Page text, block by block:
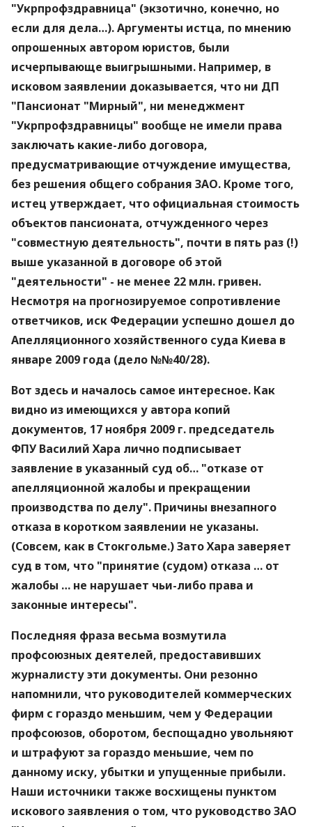
"Укрпрофздравница" (экзотично, конечно, но
если для дела…). Аргументы истца, по мнению
опрошенных автором юристов, были
исчерпывающе выигрышными. Например, в
исковом заявлении доказывается, что ни ДП
"Пансионат "Мирный", ни менеджмент
"Укрпрофздравницы" вообще не имели права
заключать какие-либо договора,
предусматривающие отчуждение имущества,
без решения общего собрания ЗАО. Кроме того,
истец утверждает, что официальная стоимость
объектов пансионата, отчужденного через
"совместную деятельность", почти в пять раз (!)
выше указанной в договоре об этой
"деятельности" - не менее 22 млн. гривен.
Несмотря на прогнозируемое сопротивление
ответчиков, иск Федерации успешно дошел до
Апелляционного хозяйственного суда Киева в
январе 2009 года (дело №№40/28).
Вот здесь и началось самое интересное. Как
видно из имеющихся у автора копий
документов, 17 ноября 2009 г. председатель
ФПУ Василий Хара лично подписывает
заявление в указанный суд об… "отказе от
апелляционной жалобы и прекращении
производства по делу". Причины внезапного
отказа в коротком заявлении не указаны.
(Совсем, как в Стокгольме.) Зато Хара заверяет
суд в том, что "принятие (судом) отказа … от
жалобы … не нарушает чьи-либо права и
законные интересы".
Последняя фраза весьма возмутила
профсоюзных деятелей, предоставивших
журналисту эти документы. Они резонно
напомнили, что руководителей коммерческих
фирм с гораздо меньшим, чем у Федерации
профсоюзов, оборотом, беспощадно увольняют
и штрафуют за гораздо меньшие, чем по
данному иску, убытки и упущенные прибыли.
Наши источники также восхищены пунктом
искового заявления о том, что руководство ЗАО